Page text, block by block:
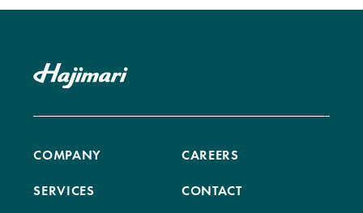
COMPANY
SERVICES
CAREERS
CONTACT